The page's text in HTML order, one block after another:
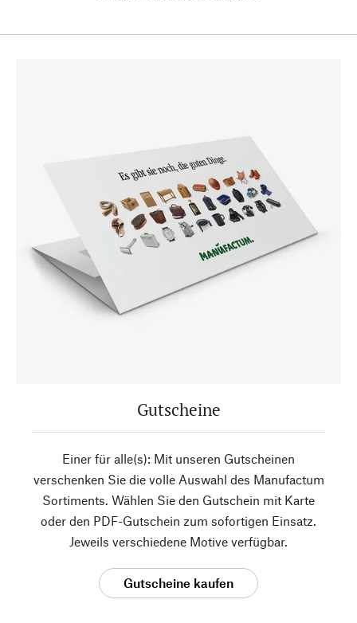
Gutscheine
Einer für alle(s): Mit unseren Gutscheinen
verschenken Sie die volle Auswahl des Manufactum
Sortiments. Wählen Sie den Gutschein mit Karte
oder den PDF-Gutschein zum sofortigen Einsatz.
Jeweils verschiedene Motive verfügbar.
Gutscheine kaufen